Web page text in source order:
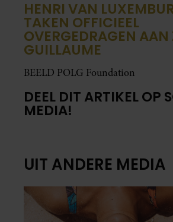
HENRI VAN
TAKEN OFFICIEEL
OVERGEDRAGEN AAN
GUILLAUME
BEELD POLG Foundation
DEEL DIT ARTIKEL OP
MEDIA!
UIT ANDERE MEDIA